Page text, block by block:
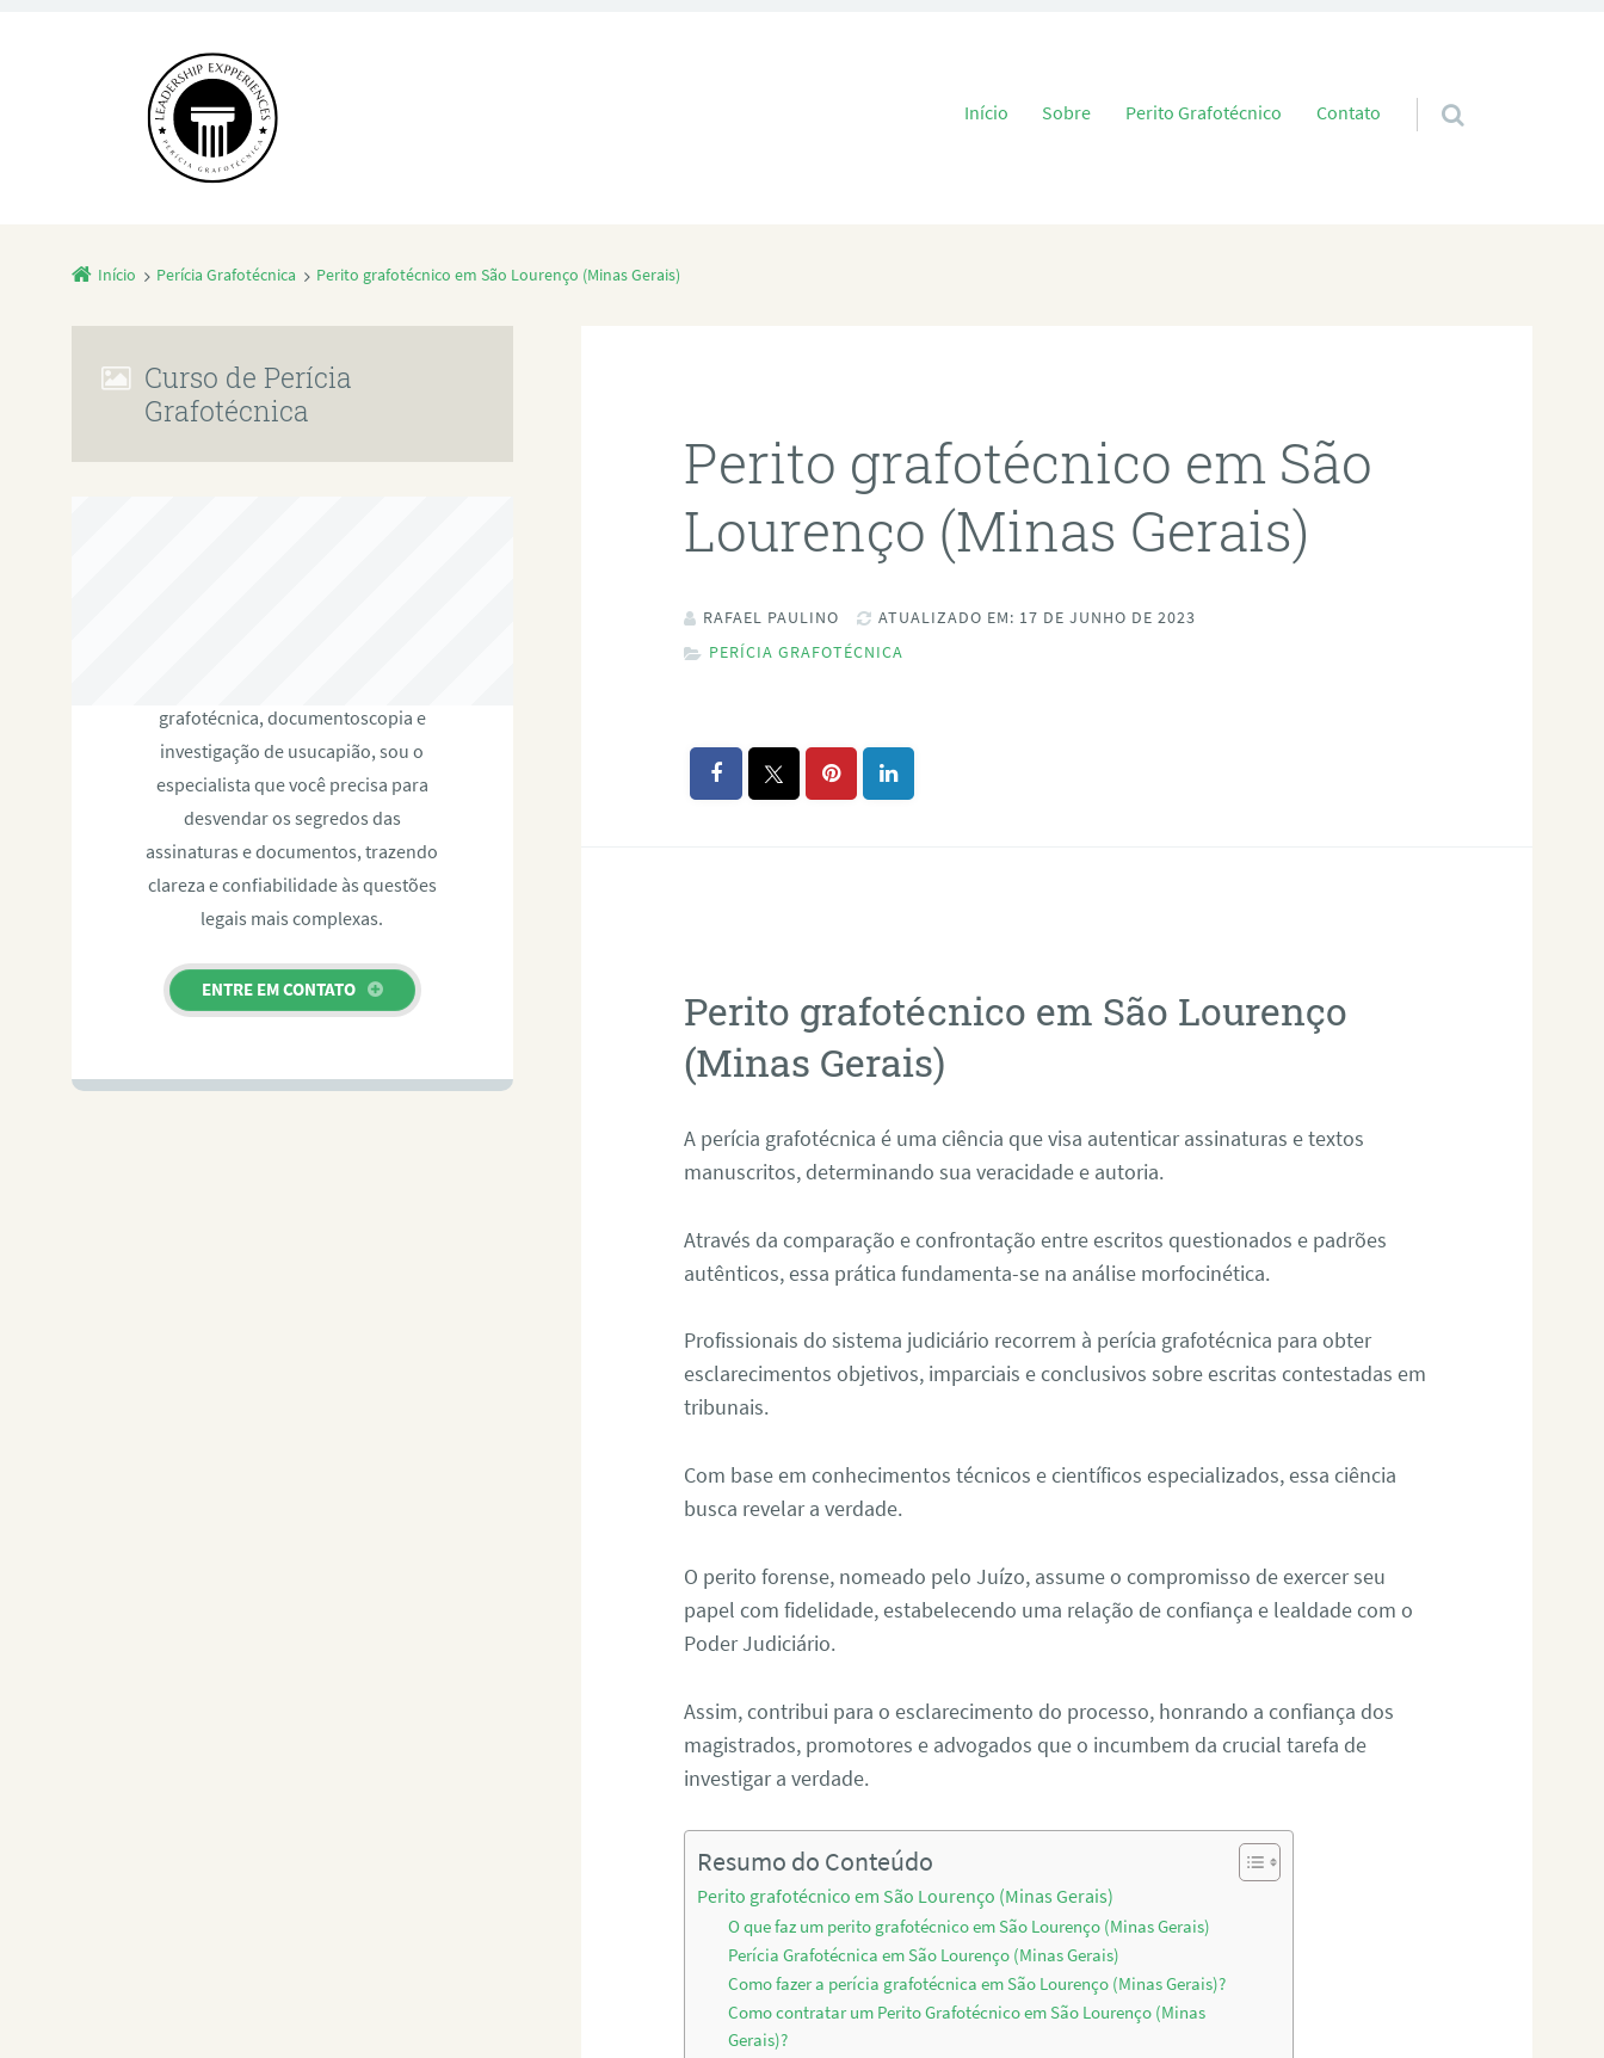
Pular para o conteúdo
Início Sobre Perito Grafotécnico Contato
Início Perícia Grafotécnica Perito grafotécnico em São Lourenço (Minas Gerais)
Perito grafotécnico em São
Lourenço (Minas Gerais)
RAFAEL PAULINO
ATUALIZADO EM: 17 DE JUNHO DE 2023
PERÍCIA GRAFOTÉCNICA
Perito grafotécnico em São Lourenço
(Minas Gerais)
A perícia grafotécnica é uma ciência que visa autenticar assinaturas e textos
manuscritos, determinando sua veracidade e autoria.
Através da comparação e confrontação entre escritos questionados e padrões
autênticos, essa prática fundamenta-se na análise morfocinética.
Profissionais do sistema judiciário recorrem à perícia grafotécnica para obter
esclarecimentos objetivos, imparciais e conclusivos sobre escritas contestadas em
tribunais.
Com base em conhecimentos técnicos e científicos especializados, essa ciência
busca revelar a verdade.
O perito forense, nomeado pelo Juízo, assume o compromisso de exercer seu
papel com fidelidade, estabelecendo uma relação de confiança e lealdade com o
Poder Judiciário.
Assim, contribui para o esclarecimento do processo, honrando a confiança dos
magistrados, promotores e advogados que o incumbem da crucial tarefa de
investigar a verdade.
Resumo do Conteúdo
Perito grafotécnico em São Lourenço (Minas Gerais)
O que faz um perito grafotécnico em São Lourenço (Minas Gerais)
Perícia Grafotécnica em São Lourenço (Minas Gerais)
Como fazer a perícia grafotécnica em São Lourenço (Minas Gerais)?
Como contratar um Perito Grafotécnico em São Lourenço (Minas
Gerais)?
Curso de Perícia
Grafotécnica
grafotécnica, documentoscopia e
investigação de usucapião, sou o
especialista que você precisa para
desvendar os segredos das
assinaturas e documentos, trazendo
clareza e confiabilidade às questões
legais mais complexas.
ENTRE EM CONTATO